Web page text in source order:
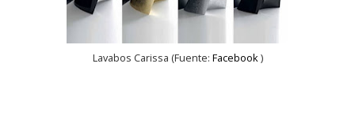
Lavabos Carissa (Fuente: Facebook)